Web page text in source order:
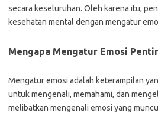
secara keseluruhan. Oleh karena itu,
kesehatan mental dengan mengatur
Mengapa Mengatur Emosi
Mengatur emosi adalah keterampilan
untuk mengenali, memahami, dan
melibatkan mengenali emosi yang